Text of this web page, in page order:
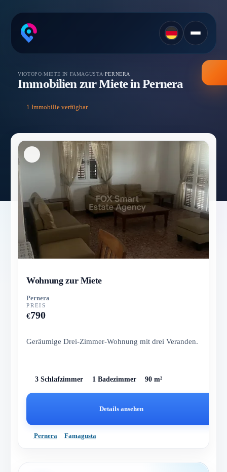
VIOTOPO/MIETE IN FAMAGUSTA /PERNERA
Immobilien zur Miete in Pernera
1 Immobilie verfügbar
Wohnung zur Miete
Pernera
PREIS
€790
Geräumige Drei-Zimmer-Wohnung mit drei Veranden.
3 Schlafzimmer 1 Badezimmer 90 m²
Details ansehen
Pernera Famagusta